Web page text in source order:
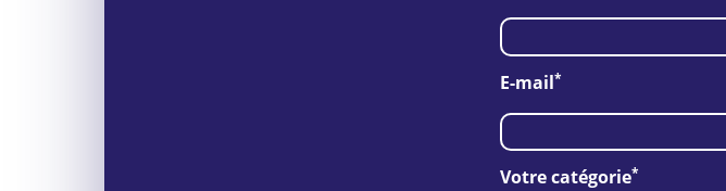
E-mail*
Votre catégorie*